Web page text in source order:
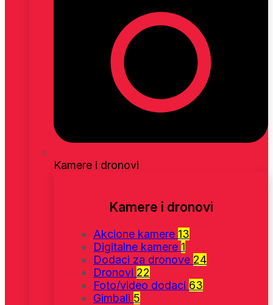
Kamere i dronovi
Kamere i dronovi
Akcione kamere 13
Digitalne kamere 1
Dodaci za dronove 24
Dronovi 22
Foto/video dodaci 63
Gimbali 5